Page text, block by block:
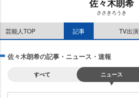
佐々木朗希
ささきろうき
芸能人TOP 記事 TV出演
佐々木朗希の記事・ニュース・速報
すべて ニュース